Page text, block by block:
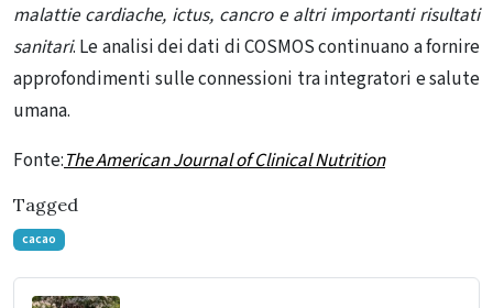
malattie cardiache, ictus, cancro e altri importanti risultati
sanitari. Le analisi dei dati di COSMOS continuano a fornire
approfondimenti sulle connessioni tra integratori e salute
umana.
Fonte:The American Journal of Clinical Nutrition
Tagged
cacao